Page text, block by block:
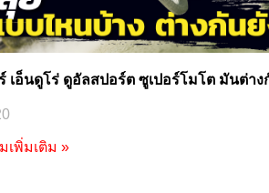
เอ็นดูโร่ ดูอัลสปอร์ต ซูเปอร์โมโต มันต่าง
เพิ่มเติม »